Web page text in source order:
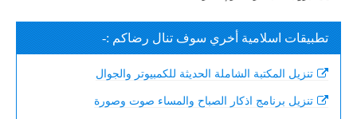
تطبيقات اسلامية أخري سوف تنال رضاكم :-
تنزيل المكتبة الشاملة الحديثة للكمبيوتر والجوال
تنزيل برنامج اذكار الصباح والمساء صوت وصورة